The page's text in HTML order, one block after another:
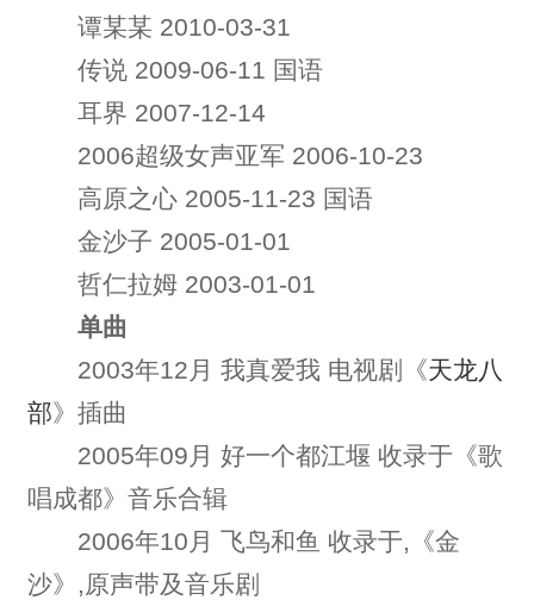
谭某某 2010-03-31
传说 2009-06-11 国语
耳界 2007-12-14
2006超级女声亚军 2006-10-23
高原之心 2005-11-23 国语
金沙子 2005-01-01
哲仁拉姆 2003-01-01
单曲
2003年12月 我真爱我 电视剧《天龙八
部》插曲
2005年09月 好一个都江堰 收录于《歌
唱成都》音乐合辑
2006年10月 飞鸟和鱼 收录于,《金
沙》,原声带及音乐剧